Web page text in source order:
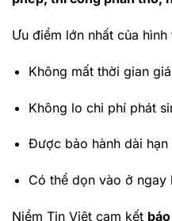
Ưu điểm lớn nhất của
Không mất thời gian
Không lo chi phí phát
Được bảo hành dài hạn
Có thể dọn vào ở ngay
Niềm Tin Việt cam kết